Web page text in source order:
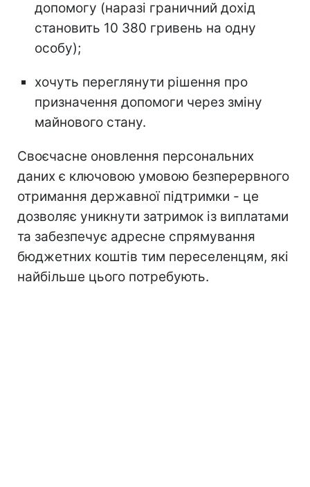
допомогу (наразі граничний дохід
становить 10 380 гривень на одну
особу);
хочуть переглянути рішення про
призначення допомоги через зміну
майнового стану.
Своєчасне оновлення персональних
даних є ключовою умовою безперервного
отримання державної підтримки - це
дозволяє уникнути затримок із виплатами
та забезпечує адресне спрямування
бюджетних коштів тим переселенцям, які
найбільше цього потребують.